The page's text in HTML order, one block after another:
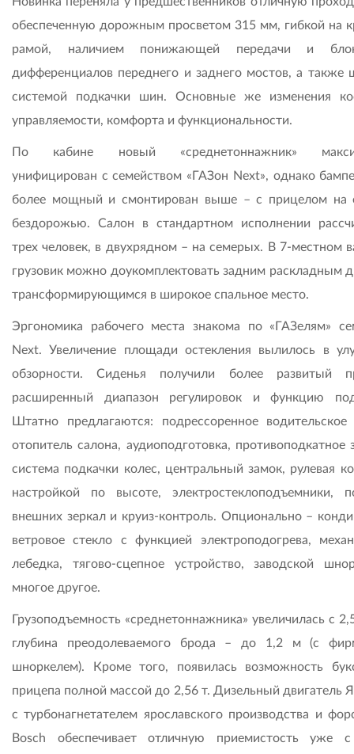
обеспеченную дорожным просветом 315 мм, гибкой на
рамой, наличием понижающей передачи и
дифференциалов переднего и заднего мостов, а также
системой подкачки шин. Основные же изменения
управляемости, комфорта и функциональности.
По кабине новый «среднетоннажник»
унифицирован с семейством «ГАЗон Next», однако
более мощный и смонтирован выше – с прицелом на
бездорожью. Салон в стандартном исполнении
трех человек, в двухрядном – на семерых. В 7-местном
грузовик можно доукомплектовать задним раскладным
трансформирующимся в широкое спальное место.
Эргономика рабочего места знакома по «ГАЗелям»
Next. Увеличение площади остекления вылилось в
обзорности. Сиденья получили более развитый
расширенный диапазон регулировок и функцию
Штатно предлагаются: подрессоренное водительское
отопитель салона, аудиоподготовка, противоподкатное
система подкачки колес, центральный замок, рулевая
настройкой по высоте, электростеклоподъемники,
внешних зеркал и круиз-контроль. Опционально –
ветровое стекло с функцией электроподогрева,
лебедка, тягово-сцепное устройство, заводской
многое другое.
Грузоподъемность «среднетоннажника» увеличилась с
глубина преодолеваемого брода – до 1,2 м (с
шноркелем). Кроме того, появилась возможность
прицепа полной массой до 2,56 т. Дизельный двигатель
с турбонагнетателем ярославского производства и
Bosch обеспечивает отличную приемистость уже